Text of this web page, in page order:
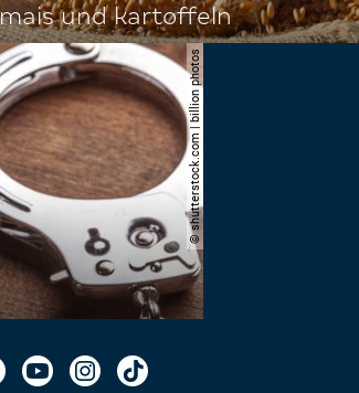
und kartoffeln
© shutterstock.com | billion photos